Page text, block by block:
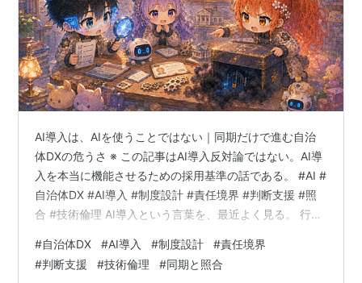
AI導入は、AIを使うことではない｜同期だけで進む自治
体DXの危うさ ※ この記事はAI導入反対論ではない。AI導
入を本当に機能させるための採用基準の話である。 #AI #
自治体DX #AI導入 #制度設計 #責任境界 #判断支援 #照
合 #技術倫理 AI導入という言葉を、最近よく見る。 行政
も、AIという言葉が入ってくる。 それ自体は悪いことで
はない。 むしろ、人手不足、専門人材不足、判断負荷の
#自治体DX #AI導入 #制度設計 #責任境界
#判断支援 #技術倫理 #同期と照合